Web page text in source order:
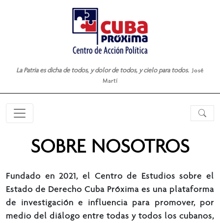
La Patria es dicha de todos, y dolor de todos, y cielo para todos. José
Martí
SOBRE NOSOTROS
Fundado en 2021, el Centro de Estudios sobre el
Estado de Derecho Cuba Próxima es una plataforma
de investigación e influencia para promover, por
medio del diálogo entre todas y todos los cubanos,